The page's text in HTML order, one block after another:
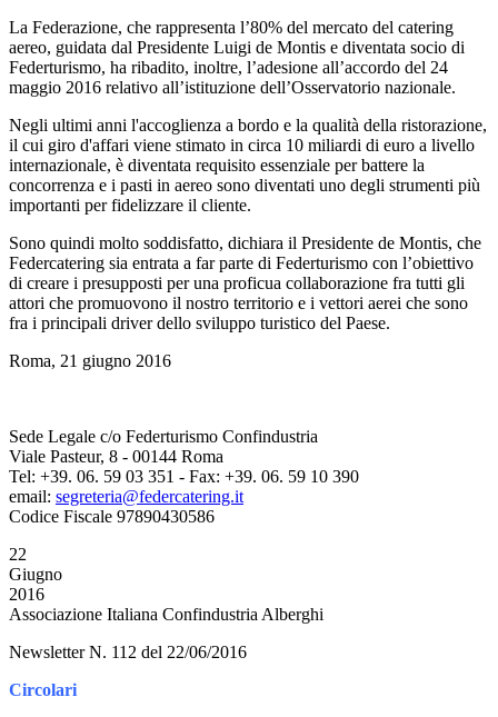
La Federazione, che rappresenta l’80% del mercato del catering
aereo, guidata dal Presidente Luigi de Montis e diventata socio di
Federturismo, ha ribadito, inoltre, l’adesione all’accordo del 24
maggio 2016 relativo all’istituzione dell’Osservatorio nazionale.
Negli ultimi anni l'accoglienza a bordo e la qualità della ristorazione,
il cui giro d'affari viene stimato in circa 10 miliardi di euro a livello
internazionale, è diventata requisito essenziale per battere la
concorrenza e i pasti in aereo sono diventati uno degli strumenti più
importanti per fidelizzare il cliente.
Sono quindi molto soddisfatto, dichiara il Presidente de Montis, che
Federcatering sia entrata a far parte di Federturismo con l’obiettivo
di creare i presupposti per una proficua collaborazione fra tutti gli
attori che promuovono il nostro territorio e i vettori aerei che sono
fra i principali driver dello sviluppo turistico del Paese.
Roma, 21 giugno 2016
Sede Legale c/o Federturismo Confindustria
Viale Pasteur, 8 - 00144 Roma
Tel: +39. 06. 59 03 351 - Fax: +39. 06. 59 10 390
email: segreteria@federcatering.it
Codice Fiscale 97890430586
22
Giugno
2016
Associazione Italiana Confindustria Alberghi
Newsletter N. 112 del 22/06/2016
Circolari